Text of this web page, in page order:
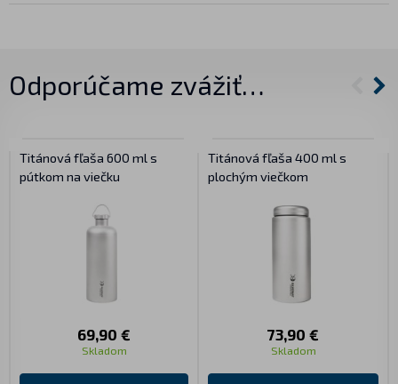
Odporúčame zvážiť…
Titánová fľaša 600 ml s
pútkom na viečku
69,90 €
Skladom
Titánová fľaša 400 ml s
plochým viečkom
73,90 €
Skladom